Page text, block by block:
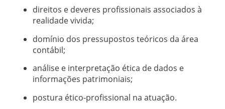
direitos e deveres profissionais associados à
realidade vivida;
domínio dos pressupostos teóricos da área
contábil;
análise e interpretação ética de dados e
informações patrimoniais;
postura ético-profissional na atuação.